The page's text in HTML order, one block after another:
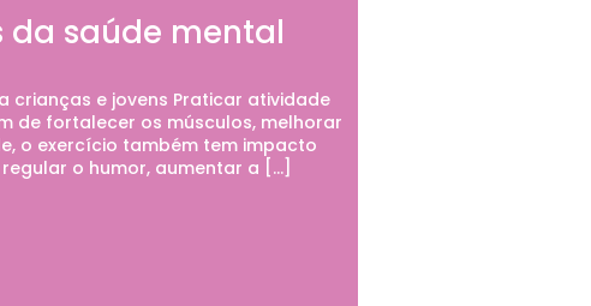
saúde mental
crianças e jovens Praticar atividade
de fortalecer os músculos, melhorar
o exercício também tem impacto
o humor, aumentar a […]